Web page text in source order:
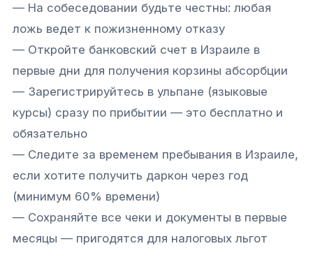
— На собеседовании будьте честны: любая
ложь ведет к пожизненному отказу
— Откройте банковский счет в Израиле в
первые дни для получения корзины абсорбции
— Зарегистрируйтесь в ульпане (языковые
курсы) сразу по прибытии — это бесплатно и
обязательно
— Следите за временем пребывания в Израиле,
если хотите получить даркон через год
(минимум 60% времени)
— Сохраняйте все чеки и документы в первые
месяцы — пригодятся для налоговых льгот
Связаться с нами